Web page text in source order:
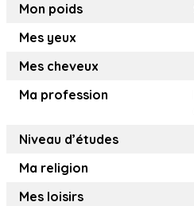
Mon poids
Mes yeux
Mes cheveux
Ma profession
Niveau d’études
Ma religion
Mes loisirs